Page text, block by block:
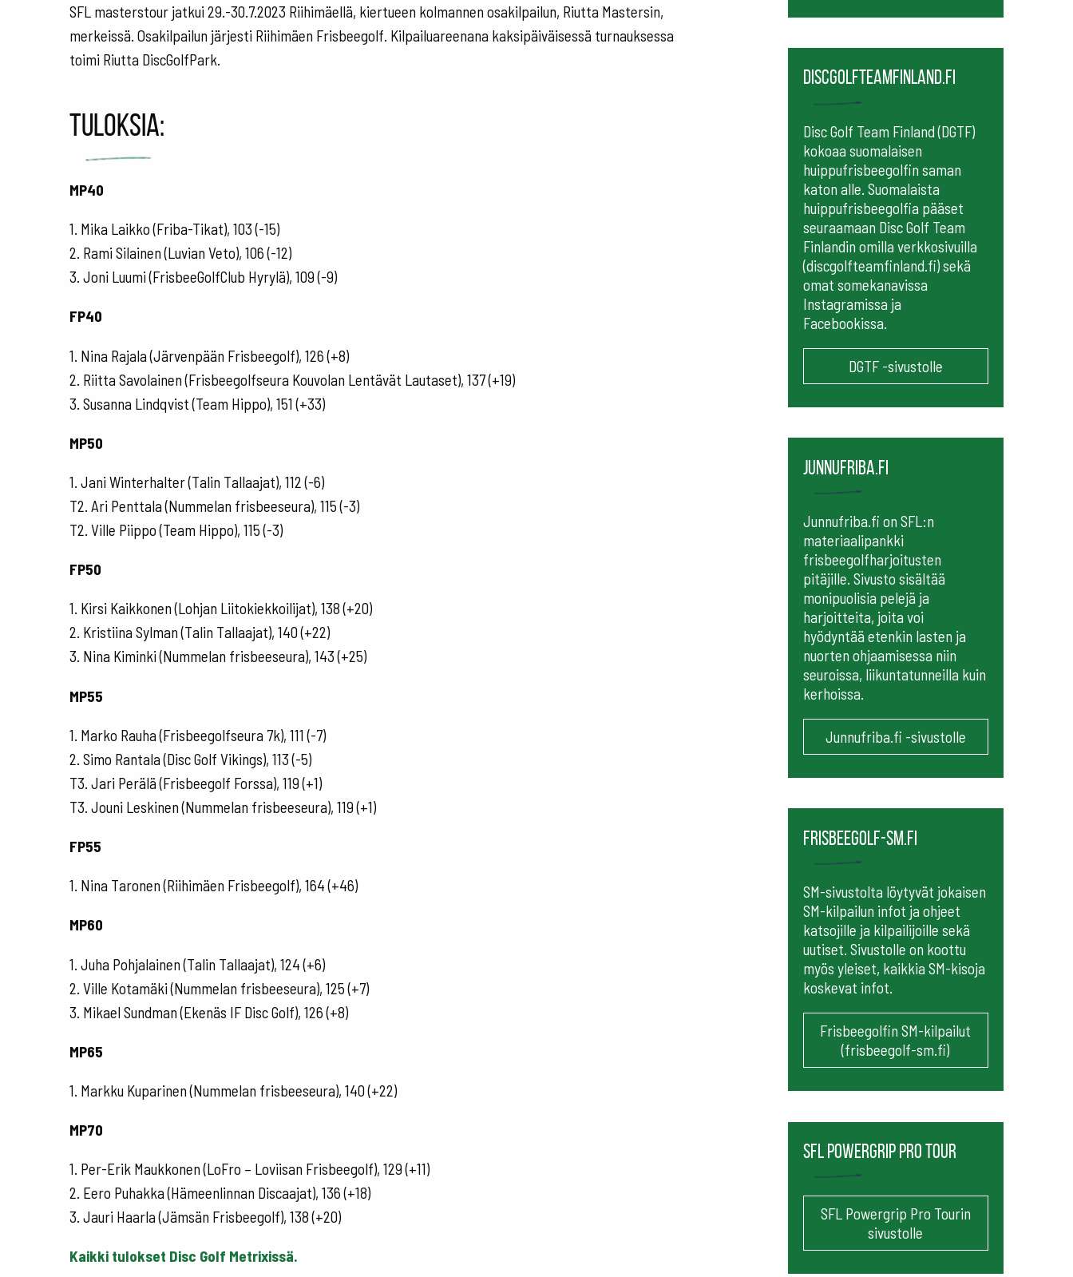
SFL masterstour jatkui 29.-30.7.2023 Riihimäellä, kiertueen kolmannen osakilpailun, Riutta Mastersin,
merkeissä. Osakilpailun järjesti Riihimäen Frisbeegolf. Kilpailuareenana kaksipäiväisessä turnauksessa
toimi Riutta DiscGolfPark.
Tuloksia:
MP40
1. Mika Laikko (Friba-Tikat), 103 (-15)
2. Rami Silainen (Luvian Veto), 106 (-12)
3. Joni Luumi (FrisbeeGolfClub Hyrylä), 109 (-9)
FP40
1. Nina Rajala (Järvenpään Frisbeegolf), 126 (+8)
2. Riitta Savolainen (Frisbeegolfseura Kouvolan Lentävät Lautaset), 137 (+19)
3. Susanna Lindqvist (Team Hippo), 151 (+33)
MP50
1. Jani Winterhalter (Talin Tallaajat), 112 (-6)
T2. Ari Penttala (Nummelan frisbeeseura), 115 (-3)
T2. Ville Piippo (Team Hippo), 115 (-3)
FP50
1. Kirsi Kaikkonen (Lohjan Liitokiekkoilijat), 138 (+20)
2. Kristiina Sylman (Talin Tallaajat), 140 (+22)
3. Nina Kiminki (Nummelan frisbeeseura), 143 (+25)
MP55
1. Marko Rauha (Frisbeegolfseura 7k), 111 (-7)
2. Simo Rantala (Disc Golf Vikings), 113 (-5)
T3. Jari Perälä (Frisbeegolf Forssa), 119 (+1)
T3. Jouni Leskinen (Nummelan frisbeeseura), 119 (+1)
FP55
1. Nina Taronen (Riihimäen Frisbeegolf), 164 (+46)
MP60
1. Juha Pohjalainen (Talin Tallaajat), 124 (+6)
2. Ville Kotamäki (Nummelan frisbeeseura), 125 (+7)
3. Mikael Sundman (Ekenäs IF Disc Golf), 126 (+8)
MP65
1. Markku Kuparinen (Nummelan frisbeeseura), 140 (+22)
MP70
1. Per-Erik Maukkonen (LoFro – Loviisan Frisbeegolf), 129 (+11)
2. Eero Puhakka (Hämeenlinnan Discaajat), 136 (+18)
3. Jauri Haarla (Jämsän Frisbeegolf), 138 (+20)
Kaikki tulokset Disc Golf Metrixissä.
Discgolfteamfinland.fi
Disc Golf Team Finland (DGTF)
kokoaa suomalaisen
huippufrisbeegolfin saman
katon alle. Suomalaista
huippufrisbeegolfia pääset
seuraamaan Disc Golf Team
Finlandin omilla verkkosivuilla
(discgolfteamfinland.fi) sekä
omat somekanavissa
Instagramissa ja
Facebookissa.
DGTF -sivustolle
Junnufriba.fi
Junnufriba.fi on SFL:n
materiaalipankki
frisbeegolfharjoitusten
pitäjille. Sivusto sisältää
monipuolisia pelejä ja
harjoitteita, joita voi
hyödyntää etenkin lasten ja
nuorten ohjaamisessa niin
seuroissa, liikuntatunneilla kuin
kerhoissa.
Junnufriba.fi -sivustolle
frisbeegolf-sm.fi
SM-sivustolta löytyvät jokaisen
SM-kilpailun infot ja ohjeet
katsojille ja kilpailijoille sekä
uutiset. Sivustolle on koottu
myös yleiset, kaikkia SM-kisoja
koskevat infot.
Frisbeegolfin SM-kilpailut
(frisbeegolf-sm.fi)
SFL Powergrip Pro Tour
SFL Powergrip Pro Tourin
sivustolle